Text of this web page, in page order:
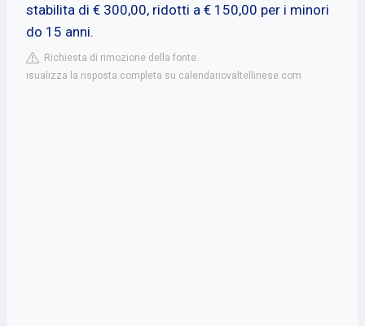
stabilita di € 300,00, ridotti a € 150,00 per i minori
do 15 anni.
Richiesta di rimozione della fonte
isualizza la risposta completa su calendariovaltellinese.com